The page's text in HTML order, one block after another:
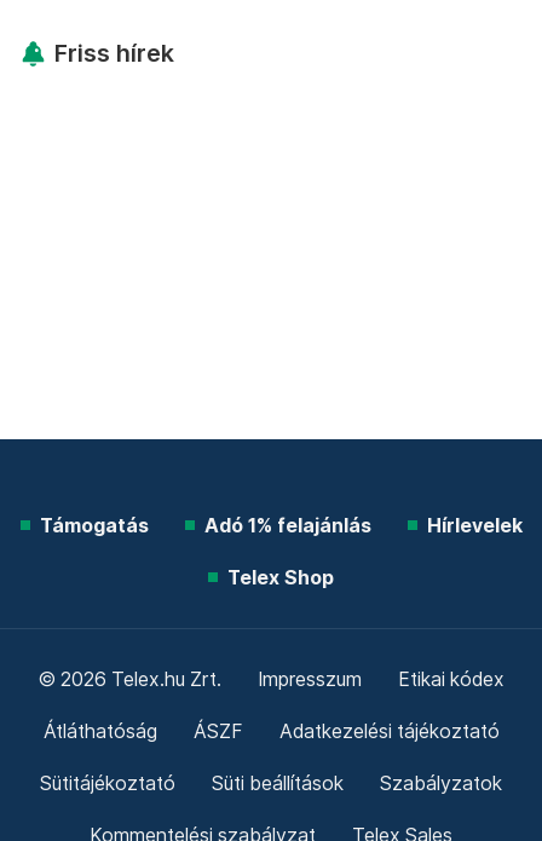
Friss hírek
Támogatás Adó 1% felajánlás Hírlevelek
Telex Shop
© 2026 Telex.hu Zrt. Impresszum Etikai kódex
Átláthatóság ÁSZF Adatkezelési tájékoztató
Sütitájékoztató Süti beállítások Szabályzatok
Kommentelési szabályzat Telex Sales